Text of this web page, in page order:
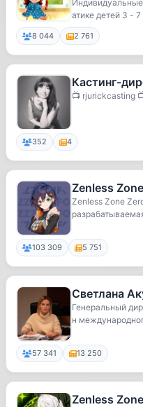
атике детей 3 -
8 044 2 761
Кастинг-
📺 rjurickcasting
352 4
Zenless
Zenless Zone
103 309 5 751
Светлана
Генеральный
н
57 341 13 250
Zenless